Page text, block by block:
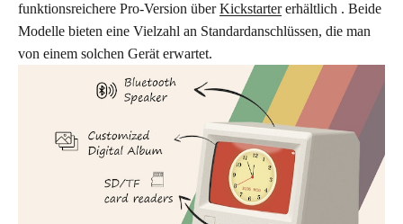
funktionsreichere Pro-Version überKickstartererhältlich . Beide
Modelle bieten eine Vielzahl an Standardanschlüssen, die man
von einem solchen Gerät erwartet.